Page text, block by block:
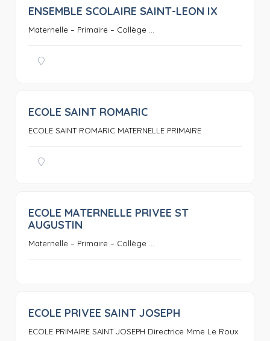
0
ENSEMBLE SCOLAIRE SAINT-LEON IX
Maternelle – Primaire – Collège ...
ECOLE SAINT ROMARIC
ECOLE SAINT ROMARIC MATERNELLE PRIMAIRE
ECOLE MATERNELLE PRIVEE ST
AUGUSTIN
Maternelle – Primaire – Collège ...
ECOLE PRIVEE SAINT JOSEPH
ECOLE PRIMAIRE SAINT JOSEPH Directrice Mme Le Roux